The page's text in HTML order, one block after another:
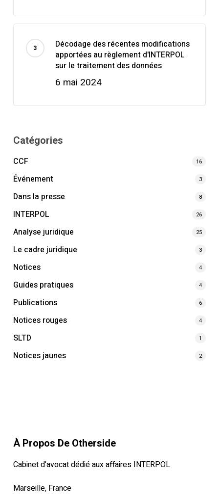
Décodage des récentes modifications
apportées au règlement d'INTERPOL
sur le traitement des données
6 mai 2024
Catégories
CCF
16
Événement 3
Dans la presse 8
INTERPOL 26
Analyse juridique 25
Le cadre juridique 3
Notices 4
Guides pratiques 4
Publications 6
Notices rouges 4
SLTD 1
Notices jaunes 2
À Propos De Otherside
Cabinet d’avocat dédié aux affaires INTERPOL
Marseille, France